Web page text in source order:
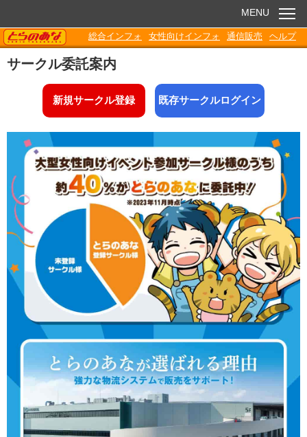
お知らせ
電子書籍
Q&A
各種ダウンロード
MENU
TORANOANA
総合インフォ 女性向けインフォ 通信販売 ヘルプ
サークル委託案内
新規サークル登録 既存サークルログイン